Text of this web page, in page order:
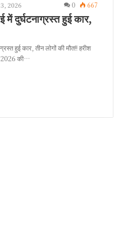
2026 0 667
में दुर्घटनाग्रस्त हुई कार,
हुई कार, तीन लोगों की मौत!! हरीश
की…